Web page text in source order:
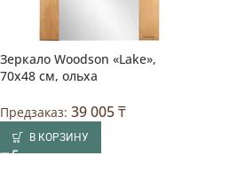
Зеркало Woodson «Lake»,
70х48 см, ольха
Предзаказ: 39 005₸
В КОРЗИНУ